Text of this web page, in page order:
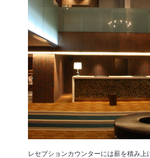
レセプションカウンターには薪を積み上